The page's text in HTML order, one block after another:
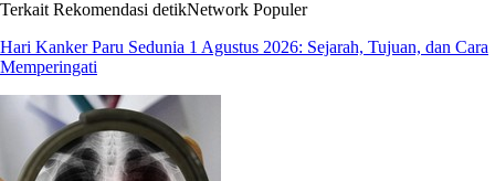
Terkait Rekomendasi detikNetwork Populer
Hari Kanker Paru Sedunia 1 Agustus 2026: Sejarah, Tujuan, dan Cara
Memperingati